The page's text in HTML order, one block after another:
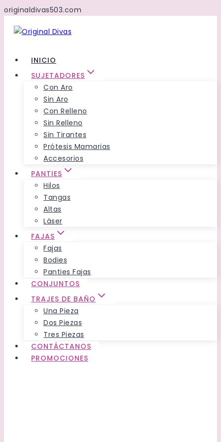
originaldivas503.com
INICIO
SUJETADORES
Con Aro
Sin Aro
Con Relleno
Sin Relleno
Sin Tirantes
Prótesis Mamarias
Accesorios
PANTIES
Hilos
Tangas
Altas
Láser
FAJAS
Fajas
Bodies
Panties Fajas
CONJUNTOS
TRAJES DE BAÑO
Una Pieza
Dos Piezas
Tres Piezas
CONTÁCTANOS
PROMOCIONES